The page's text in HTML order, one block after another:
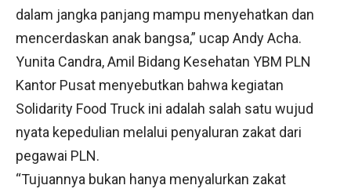
dalam jangka panjang mampu menyehatkan dan
mencerdaskan anak bangsa,” ucap Andy Acha.
Yunita Candra, Amil Bidang Kesehatan YBM PLN
Kantor Pusat menyebutkan bahwa kegiatan
Solidarity Food Truck ini adalah salah satu wujud
nyata kepedulian melalui penyaluran zakat dari
pegawai PLN.
“Tujuannya bukan hanya menyalurkan zakat